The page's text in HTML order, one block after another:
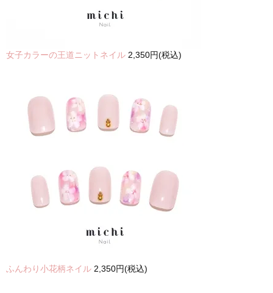
女子カラーの王道ニットネイル 2,350円(税込)
ふんわり小花柄ネイル 2,350円(税込)